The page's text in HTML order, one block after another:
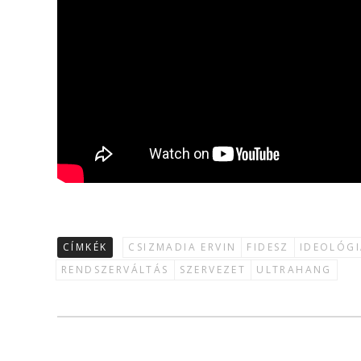
CÍMKÉK CSIZMADIA ERVIN FIDESZ
RENDSZERVÁLTÁS
SZERVEZET ULTRAHANG